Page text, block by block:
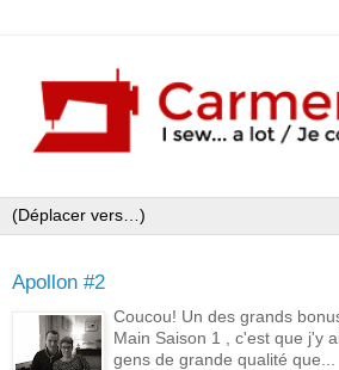
Apollon #2
Coucou! Un des grands
Main Saison 1 , c'est que j'y
gens de grande qualité que...